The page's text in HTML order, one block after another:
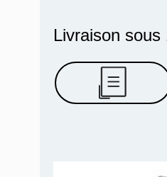
Livraison